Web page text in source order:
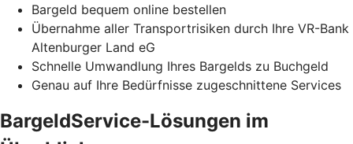
Bargeld bequem online bestellen
Übernahme aller Transportrisiken durch Ihre VR-Bank
Altenburger Land eG
Schnelle Umwandlung Ihres Bargelds zu Buchgeld
Genau auf Ihre Bedürfnisse zugeschnittene Services
BargeldService-Lösungen im